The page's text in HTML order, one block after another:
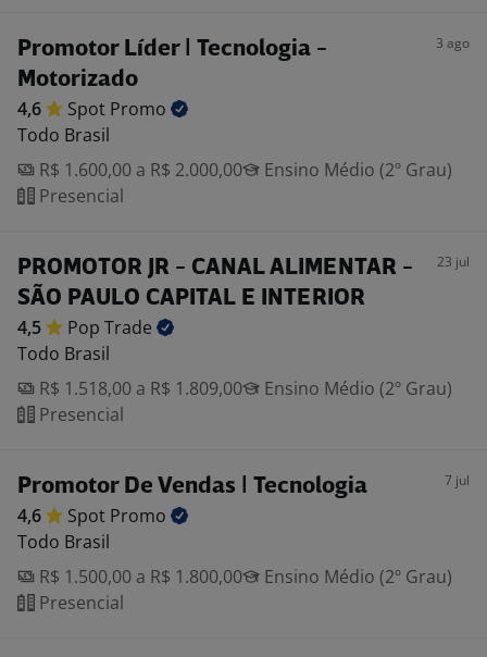
Promotor Líder | Tecnologia -
Motorizado
3 ago
4,6 Spot Promo
Todo Brasil
R$ 1.600,00 a R$ 2.000,00
Ensino Médio (2º Grau)
Presencial
PROMOTOR JR - CANAL ALIMENTAR -
SÃO PAULO CAPITAL E INTERIOR
23 jul
4,5 Pop Trade
Todo Brasil
R$ 1.518,00 a R$ 1.809,00
Ensino Médio (2º Grau)
Presencial
Promotor De Vendas | Tecnologia 7 jul
4,6 Spot Promo
Todo Brasil
R$ 1.500,00 a R$ 1.800,00
Ensino Médio (2º Grau)
Presencial